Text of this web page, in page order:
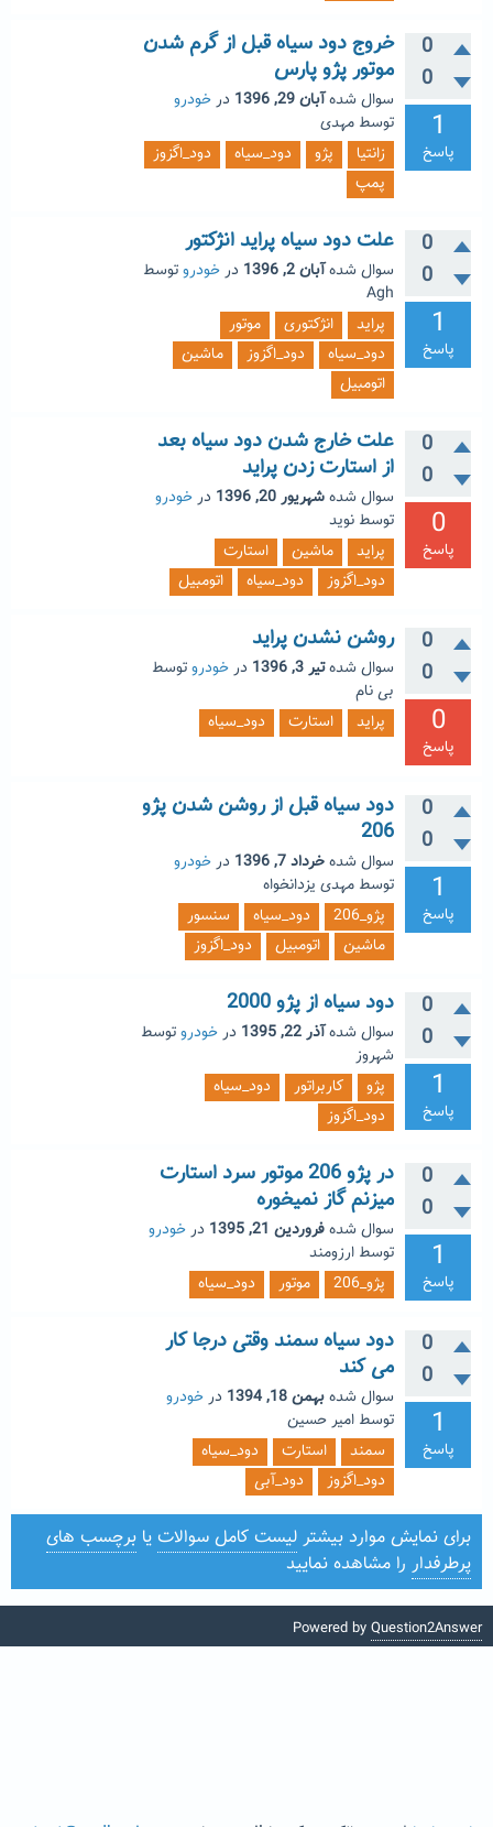
0
0
1
پاسخ
خروج دود سیاه قبل از گرم شدن
موتور پژو پارس
سوال شدهآبان 29, 1396 درخودرو
توسط مهدی
زانتیا
پژو دود_سیاه
دود_اگزوز
پمپ
0
0
1
پاسخ
علت دود سیاه پراید انژکتور
سوال شدهآبان 2, 1396 درخودروتوسط
Agh
پراید
انژکتوری
موتور
دود_سیاه
دود_اگزوز
ماشین
اتومبیل
0
0
0
پاسخ
علت خارج شدن دود سیاه بعد
از استارت زدن پراید
سوال شدهشهریور 20, 1396 درخودرو
توسط نوید
پراید
ماشین
استارت
دود_اگزوز
دود_سیاه اتومبیل
0
0
0
پاسخ
روشن نشدن پراید
سوال شدهتیر 3, 1396 درخودروتوسط
بی نام
پراید
استارت دود_سیاه
0
0
1
پاسخ
دود سیاه قبل از روشن شدن پژو
206
سوال شدهخرداد 7, 1396 درخودرو
توسط مهدی یزدانخواه
پژو_206
دود_سیاه
سنسور
ماشین
اتومبیل دود_اگزوز
0
0
1
پاسخ
دود سیاه از پژو 2000
سوال شدهآذر 22, 1395 درخودروتوسط
شهروز
پژو
کاربراتور
دود_سیاه
دود_اگزوز
0
0
1
پاسخ
در پژو 206 موتور سرد استارت
میزنم گاز نمیخوره
سوال شدهفروردین 21, 1395 درخودرو
توسط ارزومند
پژو_206
موتور دود_سیاه
0
0
1
پاسخ
دود سیاه سمند وقتی درجا کار
می کند
سوال شدهبهمن 18, 1394 درخودرو
توسط امیر حسین
سمند
استارت
دود_سیاه
دود_اگزوز
دود_آبی
برای نمایش موارد بیشتر لیست کامل سوالات یا برچسب های
پرطرفدار را مشاهده نمایید
Powered by Question2Answer